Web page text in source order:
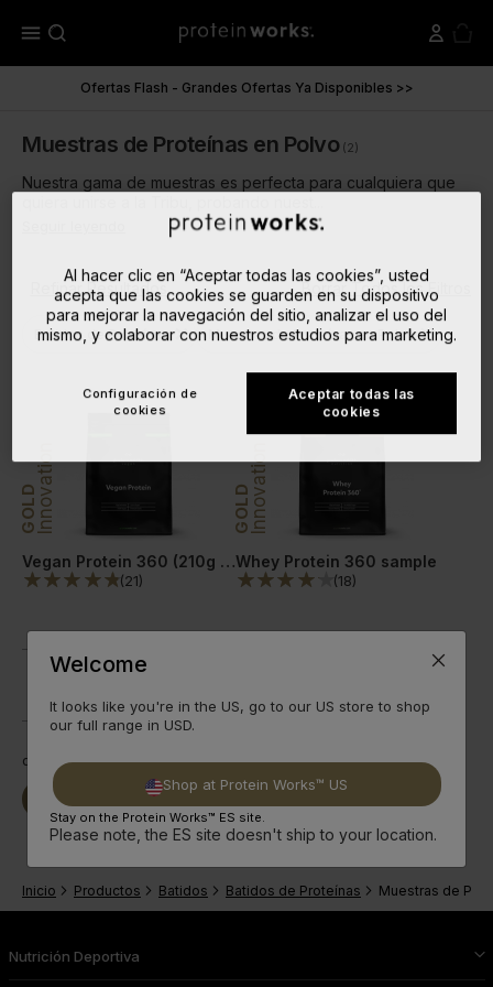
menu
Ofertas Flash - Grandes Ofertas Ya Disponibles >>
Muestras de Proteínas en Polvo (2)
Nuestra gama de muestras es perfecta para cualquiera que
Refinar Resultados Borrar Todos los Filtros
Batidos de Proteínas close Muestras de Proteínas en Polvoclose
GOLDInnovation
Vegan Protein 360 (210g = 7 Raciones)
(21)
desde4,49€
Comprar Ya
Seguir
leyendo
GOLDInnovation
Whey Protein 360 sample
(18)
desde4,49€
leyendo
Inicio Productos Batidos Batidos de Proteínas Muestras de
Nutrición Deportiva
Al hacer clic en “Aceptar todas las cookies”, usted
acepta que las cookies se guarden en su dispositivo
para mejorar la navegación del sitio, analizar el uso del
mismo, y colaborar con nuestros estudios para marketing.
Aceptar todas las
cookies
Configuración de
cookies
Welcome
It looks like you're in the US, go to our US store to shop
our full range in USD.
Shop at Protein Works™ US
Stay on the Protein Works™ ES site.
Please note, the ES site doesn't ship to your location.